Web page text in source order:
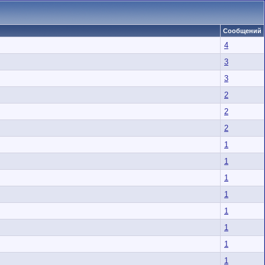
Сообщений
4
3
3
2
2
2
1
1
1
1
1
1
1
1